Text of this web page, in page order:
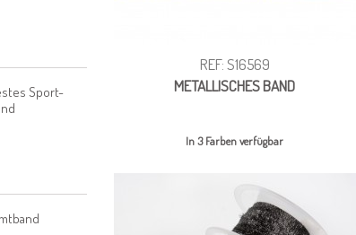
Sport-
REF: S16569
METALLISCHES BAND
In 3 Farben verfügbar